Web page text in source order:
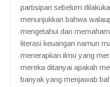
partisipan sebelum
menunjukkan bahwa
mengetahui dan
literasi keuangan namun
menerapkan ilmu yang
mereka ditanyai apakah
banyak yang menjawab